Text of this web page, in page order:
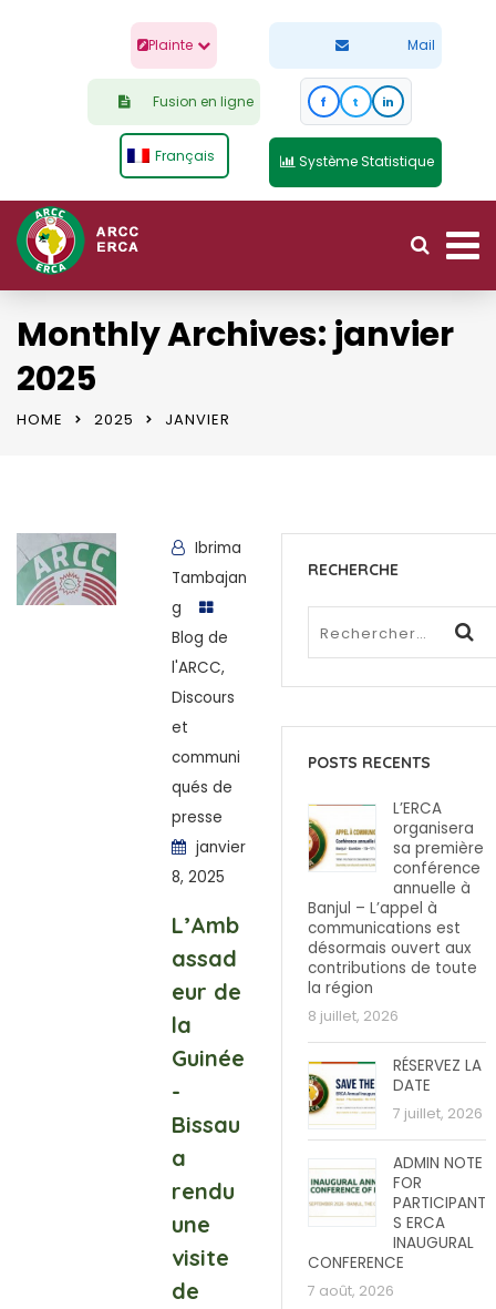
Mail
Plainte
Fusion en ligne
Français
f t in
Système Statistique
Monthly Archives: janvier
2025
HOME 2025 JANVIER
Ibrima
Tambajan
g
Blog de
l'ARCC,
Discours
et
communi
qués de
presse
janvier
8, 2025
L’Amb
assad
eur de
la
Guinée
-
Bissau
a
rendu
une
visite
de
RECHERCHE
POSTS RECENTS
L’ERCA
organisera
sa première
conférence
annuelle à
Banjul – L’appel à
communications est
désormais ouvert aux
contributions de toute
la région
8 juillet, 2026
RÉSERVEZ LA
DATE
7 juillet, 2026
ADMIN NOTE
FOR
PARTICIPANT
S ERCA
INAUGURAL
CONFERENCE
7 août, 2026